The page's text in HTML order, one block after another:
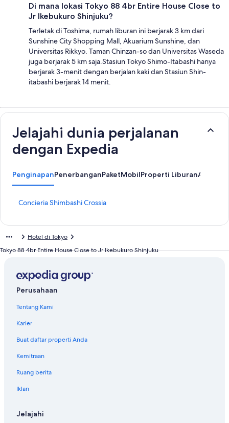
Di mana lokasi Tokyo 88 4br Entire House Close to
Jr Ikebukuro Shinjuku?
Terletak di Toshima, rumah liburan ini berjarak 3 km dari
Sunshine City Shopping Mall, Akuarium Sunshine, dan
Universitas Rikkyo. Taman Chinzan-so dan Universitas Waseda
juga berjarak 5 km saja.Stasiun Tokyo Shimo-Itabashi hanya
berjarak 3-menit dengan berjalan kaki dan Stasiun Shin-
itabashi berjarak 14 menit.
Jelajahi dunia perjalanan
dengan Expedia
PenginapanPenerbanganPaketMobilProperti LiburanAtraksi
Concieria Shimbashi Crossia
T
n
a
d
a
u
t
k
o
n
e
Hotel di Tokyo
Tokyo 88 4br Entire House Close to Jr Ikebukuro Shinjuku
Perusahaan
Tentang Kami
Karier
Buat daftar properti Anda
Kemitraan
Ruang berita
Iklan
Jelajahi